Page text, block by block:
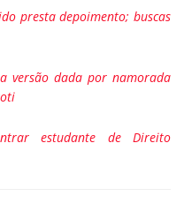
presta depoimento; buscas
versão dada por namorada
estudante de Direito